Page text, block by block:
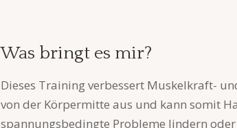
Was bringt es mir?
Dieses Training verbessert Muskelkraft-
von der Körpermitte aus und kann somit
spannungsbedingte Probleme lindern